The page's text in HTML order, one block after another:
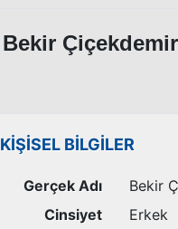
Bekir Çiçekdemir
KİŞİSEL BİLGİLER
Gerçek Adı
Bekir
Cinsiyet
Erkek